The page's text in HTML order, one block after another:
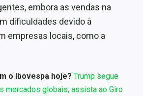
embora as vendas na
dificuldades devido à
empresas locais, como a
o Ibovespa hoje? Trump segue
mercados globais; assista ao Giro